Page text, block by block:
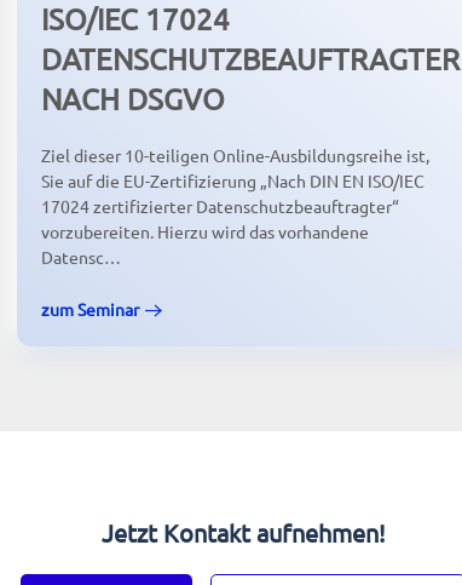
ISO/IEC 17024
DATENSCHUTZBEAUFTRAGTER
NACH DSGVO
Ziel dieser 10-teiligen Online-Ausbildungsreihe ist,
Sie auf die EU-Zertifizierung „Nach DIN EN ISO/IEC
17024 zertifizierter Datenschutzbeauftragter“
vorzubereiten. Hierzu wird das vorhandene
Datensc…
zum Seminar
Jetzt Kontakt aufnehmen!